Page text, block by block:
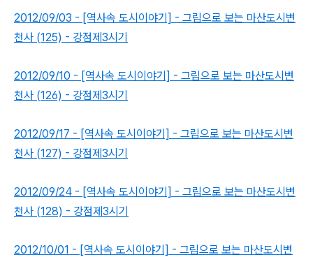
2012/09/03 - [역사속 도시이야기] - 그림으로 보는 마산도시변
천사 (125) - 강점제3시기
2012/09/10 - [역사속 도시이야기] - 그림으로 보는 마산도시변
천사 (126) - 강점제3시기
2012/09/17 - [역사속 도시이야기] - 그림으로 보는 마산도시변
천사 (127) - 강점제3시기
2012/09/24 - [역사속 도시이야기] - 그림으로 보는 마산도시변
천사 (128) - 강점제3시기
2012/10/01 - [역사속 도시이야기] - 그림으로 보는 마산도시변